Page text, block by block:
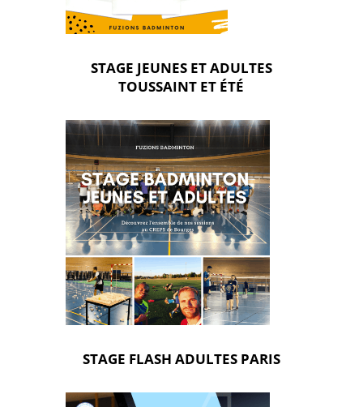
STAGE JEUNES ET ADULTES
TOUSSAINT ET ÉTÉ
STAGE FLASH ADULTES PARIS